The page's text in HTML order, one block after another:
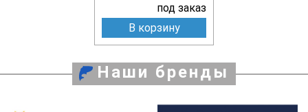
под заказ
В корзину
Наши бренды